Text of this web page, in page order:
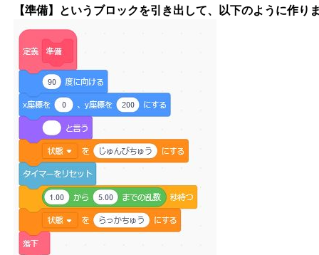
【準備】というブロックを引き出して、以下のように作り